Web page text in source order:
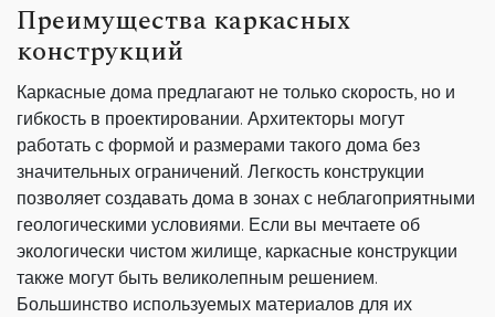
Преимущества каркасных
конструкций
Каркасные дома предлагают не только скорость, но и
гибкость в проектировании. Архитекторы могут
работать с формой и размерами такого дома без
значительных ограничений. Легкость конструкции
позволяет создавать дома в зонах с неблагоприятными
геологическими условиями. Если вы мечтаете об
экологически чистом жилище, каркасные конструкции
также могут быть великолепным решением.
Большинство используемых материалов для их